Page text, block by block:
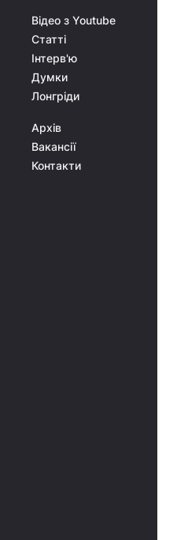
Відео з Youtube
Статті
Інтерв'ю
Думки
Лонгріди
Архів
Вакансії
Контакти